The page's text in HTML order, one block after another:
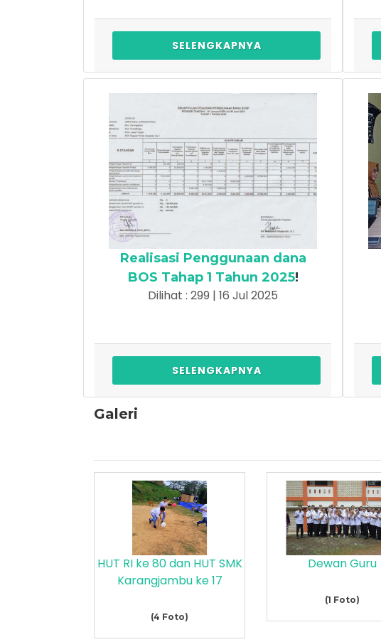
SELENGKAPNYA
Realisasi Penggunaan dana
BOS Tahap 1 Tahun 2025!
Dilihat : 299 | 16 Jul 2025
SELENGKAPNYA
Galeri
HUT RI ke 80 dan HUT SMK
Karangjambu ke 17
(4 Foto)
Dewan Guru
(1 Foto)